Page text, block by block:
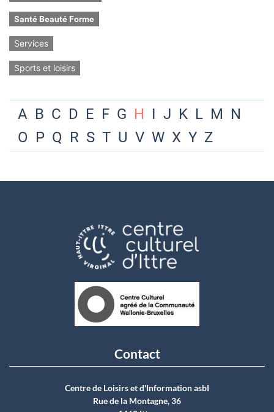
Santé Beauté Forme
Services
Sports et loisirs
A B C D E F G H I J K L M N
O P Q R S T U V W X Y Z
Contact
Centre de Loisirs et d'Information asbI
Rue de la Montagne, 36